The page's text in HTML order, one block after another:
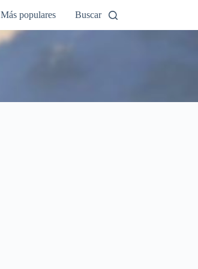
Más populares Buscar